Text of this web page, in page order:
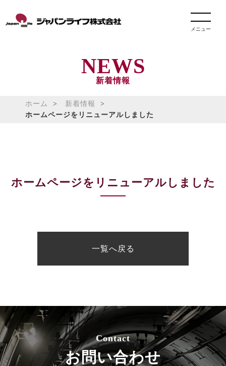
メニュー
NEWS
新着情報
ホーム
新着情報
ホームページをリニューアルしました
ホームページをリニューアルしました
一覧へ戻る
Contact
お問い合わせ